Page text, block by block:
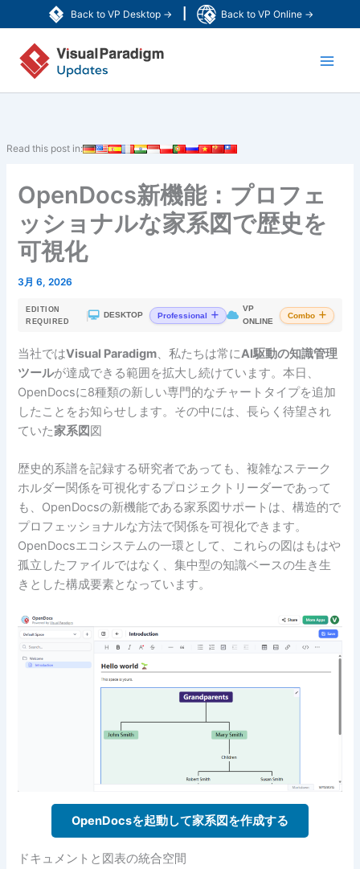
Back to VP Desktop → Back to VP Online →
容
Read this post in:
OpenDocs新機能：プロフェ
ッショナルな家系図で歴史を
可視化
3月 6, 2026
EDITION
REQUIRED
DESKTOP Professional
VP
ONLINE
Combo
当社ではVisual Paradigm、私たちは常にAI駆動の知識管理
ツールが達成できる範囲を拡大し続けています。本日、
OpenDocsに8種類の新しい専門的なチャートタイプを追加
したことをお知らせします。その中には、長らく待望され
ていた家系図図
歴史的系譜を記録する研究者であっても、複雑なステーク
ホルダー関係を可視化するプロジェクトリーダーであって
も、OpenDocsの新機能である家系図サポートは、構造的で
プロフェッショナルな方法で関係を可視化できます。
OpenDocsエコシステムの一環として、これらの図はもはや
孤立したファイルではなく、集中型の知識ベースの生き生
きとした構成要素となっています。
OpenDocsを起動して家系図を作成する
ドキュメントと図表の統合空間